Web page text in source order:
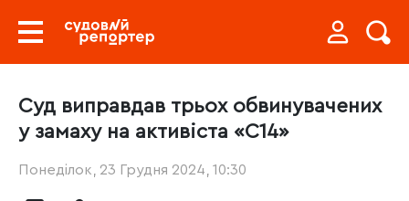
Суд виправдав трьох обвинувачених
у замаху на активіста «С14»
Понеділок, 23 Грудня 2024, 10:30